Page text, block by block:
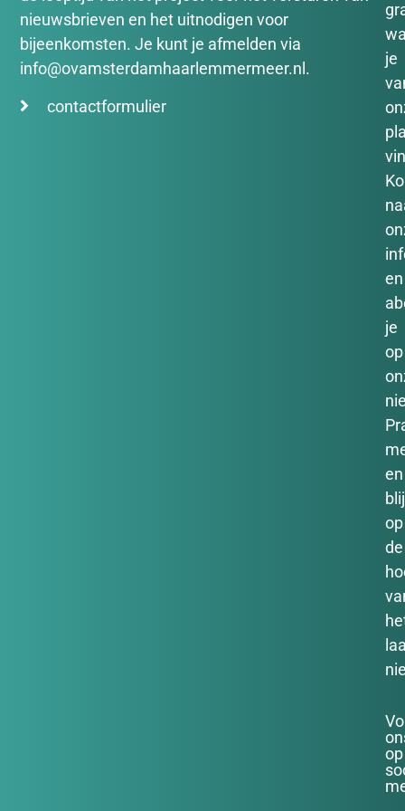
nieuwsbrieven en het uitnodigen voor
bijeenkomsten. Je kunt je afmelden via
info@ovamsterdamhaarlemmermeer.nl.
contactformulier
je
en
je
op
en
op
de
op